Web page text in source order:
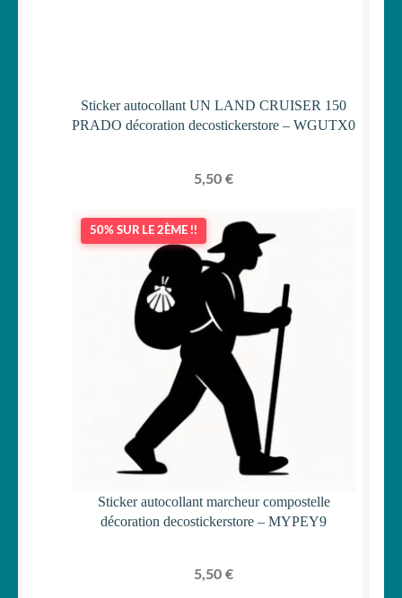
Sticker autocollant UN LAND CRUISER 150
PRADO décoration decostickerstore – WGUTX0
5,50 €
50% SUR LE 2ÈME !!
Sticker autocollant marcheur compostelle
décoration decostickerstore – MYPEY9
5,50 €